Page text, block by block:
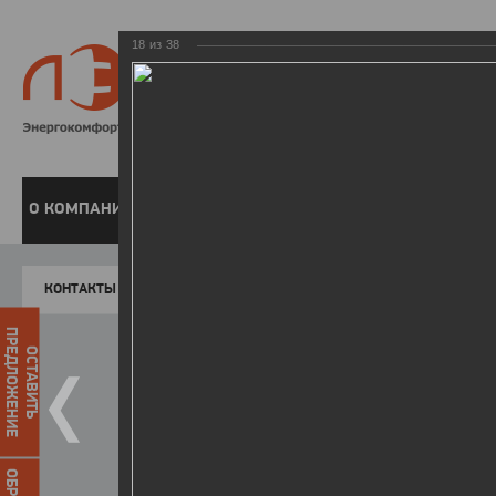
8 800
О КОМПАНИИ
КОНТАКТЫ
ОСТАВИТЬ
ПРЕДЛОЖЕНИЕ
18 из 38